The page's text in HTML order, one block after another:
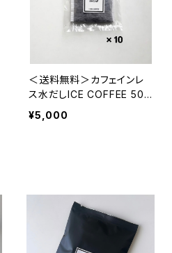
＜送料無料＞カフェインレ
ス水だしICE COFFEE 500
ml対応 10袋 (夏季限定）
¥5,000